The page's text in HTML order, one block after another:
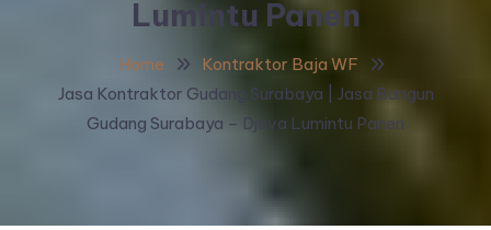
Lumintu Panen
Home
Kontraktor Baja WF
Jasa Kontraktor Gudang Surabaya | Jasa Bangun
Gudang Surabaya – Djava Lumintu Panen